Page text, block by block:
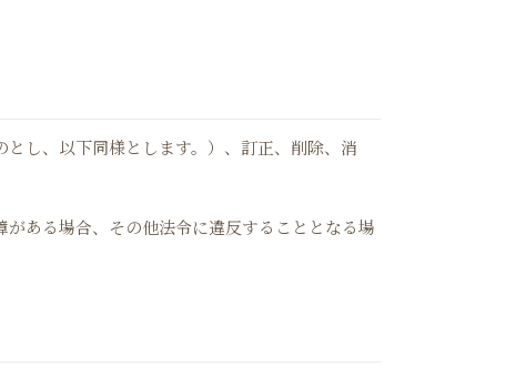
し、以下同様とします。）、訂正、削除、消
ある場合、その他法令に違反することとなる場